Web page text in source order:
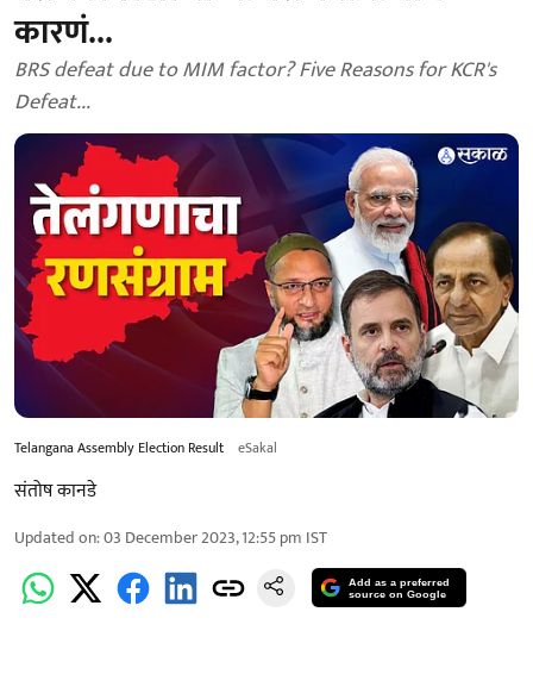
कारणं...
BRS defeat due to MIM factor? Five Reasons for KCR's
Defeat...
Telangana Assembly Election Result eSakal
संतोष कानडे
Updated on:03 December 2023, 12:55 pm IST
Add as a preferred
source on Google